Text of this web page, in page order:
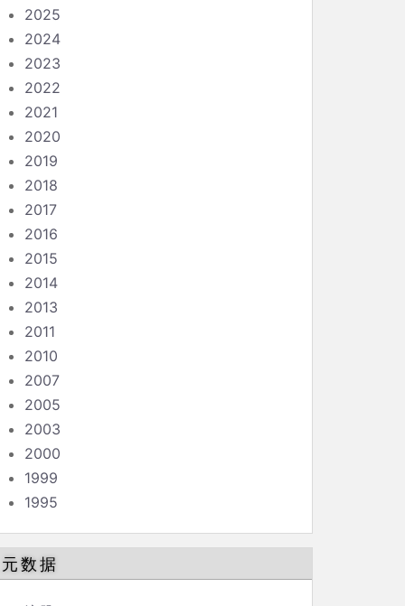
2025
2024
2023
2022
2021
2020
2019
2018
2017
2016
2015
2014
2013
2011
2010
2007
2005
2003
2000
1999
1995
元数据